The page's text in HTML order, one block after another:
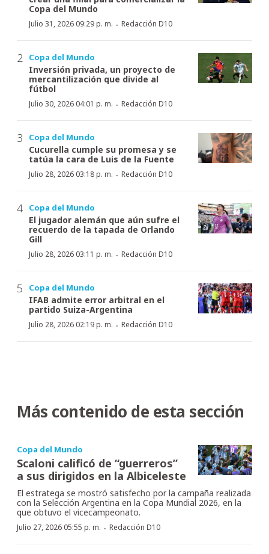
Copa del Mundo
Julio 31, 2026 09:29 p. m. · Redacción D10
Copa del Mundo
Inversión privada, un proyecto de
mercantilización que divide al
fútbol
Julio 30, 2026 04:01 p. m. · Redacción D10
Copa del Mundo
Cucurella cumple su promesa y se
tatúa la cara de Luis de la Fuente
Julio 28, 2026 03:18 p. m. · Redacción D10
Copa del Mundo
El jugador alemán que aún sufre el
recuerdo de la tapada de Orlando
Gill
Julio 28, 2026 03:11 p. m. · Redacción D10
Copa del Mundo
IFAB admite error arbitral en el
partido Suiza-Argentina
Julio 28, 2026 02:19 p. m. · Redacción D10
Más contenido de esta sección
Copa del Mundo
Scaloni calificó de “guerreros”
a sus dirigidos en la Albiceleste
El estratega se mostró satisfecho por la campaña realizada
con la Selección Argentina en la Copa Mundial 2026, en la
que obtuvo el vicecampeonato.
Julio 27, 2026 05:55 p. m. · Redacción D10